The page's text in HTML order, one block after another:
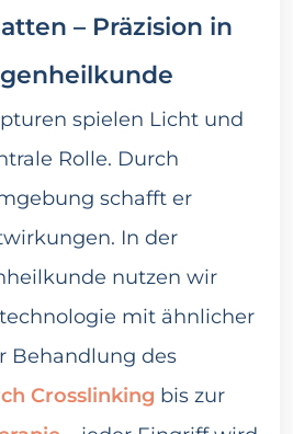
– Präzision in
spielen Licht und
Rolle. Durch
schafft er
In der
nutzen wir
mit ähnlicher
Behandlung des
Crosslinking bis zur